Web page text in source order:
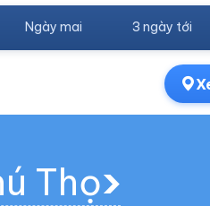
Ngày mai 3 ngày tới
Thọ